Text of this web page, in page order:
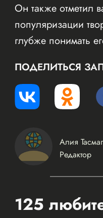
Он также отметил
популяризации
глубже понимать
ПОДЕЛИТЬСЯ
Алия
Редактор
125